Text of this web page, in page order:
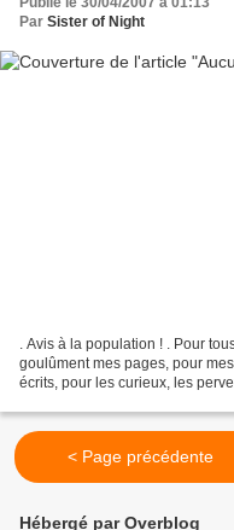
Par Sister of Night
. Avis à la population ! . Pour
goulûment mes pages, pour
écrits, pour les curieux, les
< Page précédente
Hébergé par Overblog